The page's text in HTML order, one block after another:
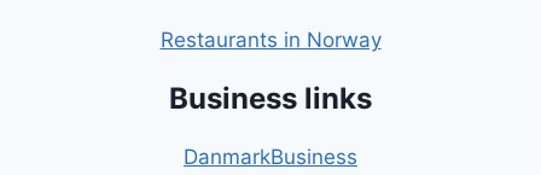
Restaurants in Norway
Business links
DanmarkBusiness